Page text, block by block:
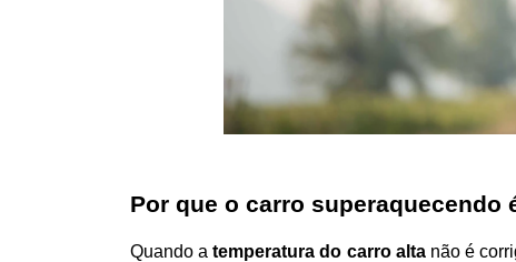
Por que o carro superaquecendo
Quando a temperatura do carro alta não é